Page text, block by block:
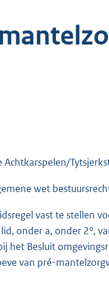
wet
vast te stellen
onder a, onder 2°,
het Besluit
van pré-